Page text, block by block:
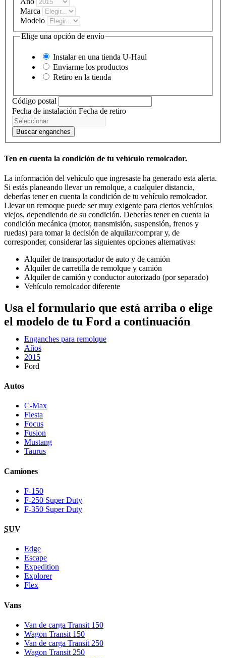
Marca
Modelo
Elige una opción de envío
Instalar en una tienda U-Haul
Enviarme los productos
Retiro en la tienda
Código postal
Fecha de instalación Fecha de retiro
Buscar enganches
Ten en cuenta la condición de tu vehículo remolcador.
La información del vehículo que ingresaste ha generado esta alerta.
Si estás planeando llevar un remolque, a cualquier distancia,
deberías tener en cuenta la condición de tu vehículo remolcador.
Llevar un remoque puede ser muy exigente para ciertos vehículos
viejos, dependiendo de su condición. Deberías tener en cuenta la
condición mecánica (motor, transmisión, suspensión, frenos y
ruedas) para tomar la decisión de alquilar/comprar y, de
corresponder, considerar las siguientes opciones alternativas:
Alquiler de transportador de auto y de camión
Alquiler de carretilla de remolque y camión
Alquiler de camión y conductor autorizado (por separado)
Vehículo remolcador diferente
Usa el formulario que está arriba o elige
el modelo de tu Ford a continuación
Enganches para remolque
Años
2015
Ford
Autos
C-Max
Fiesta
Focus
Fusion
Mustang
Taurus
Camiones
F-150
F-250 Super Duty
F-350 Super Duty
SUV
Edge
Escape
Expedition
Explorer
Flex
Vans
Van de carga Transit 150
Wagon Transit 150
Van de carga Transit 250
Wagon Transit 250